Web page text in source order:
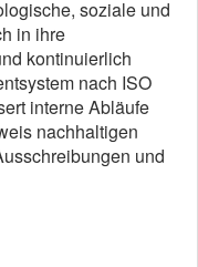
soziale und
in ihre
kontinuierlich
nach ISO
interne Abläufe
nachhaltigen
und